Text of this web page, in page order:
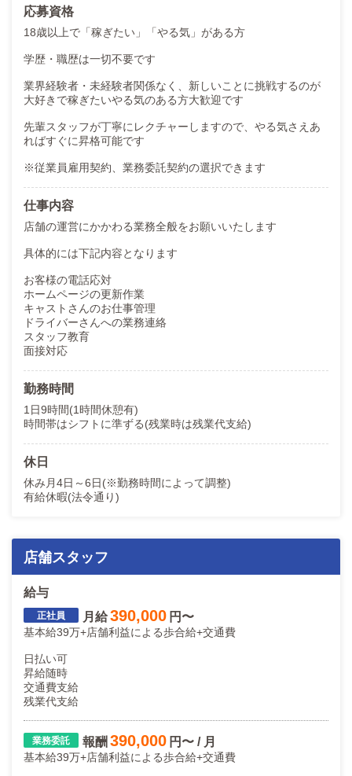
応募資格
18歳以上で「稼ぎたい」「やる気」がある方
学歴・職歴は一切不要です
業界経験者・未経験者関係なく、新しいことに挑戦するのが
大好きで稼ぎたいやる気のある方大歓迎です
先輩スタッフが丁寧にレクチャーしますので、やる気さえあ
ればすぐに昇格可能です
※従業員雇用契約、業務委託契約の選択できます
仕事内容
店舗の運営にかかわる業務全般をお願いいたします
具体的には下記内容となります
お客様の電話応対
ホームページの更新作業
キャストさんのお仕事管理
ドライバーさんへの業務連絡
スタッフ教育
面接対応
勤務時間
1日9時間(1時間休憩有)
時間帯はシフトに準ずる(残業時は残業代支給)
休日
休み月4日～6日(※勤務時間によって調整)
有給休暇(法令通り)
店舗スタッフ
給与
月給390,000 円〜
基本給39万+店舗利益による歩合給+交通費
日払い可
昇給随時
交通費支給
残業代支給
報酬 390,000 円〜 / 月
基本給39万+店舗利益による歩合給+交通費